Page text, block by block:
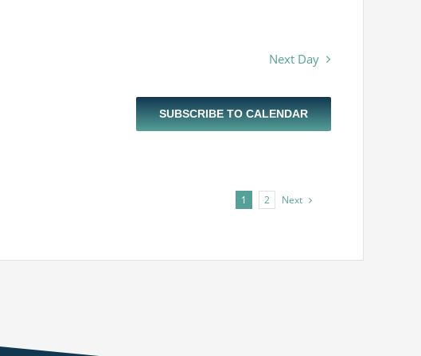
Next Day
SUBSCRIBE TO CALENDAR
1 2 Next